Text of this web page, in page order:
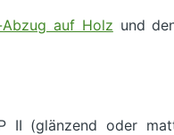
Abzug auf Holz und
II (glänzend oder